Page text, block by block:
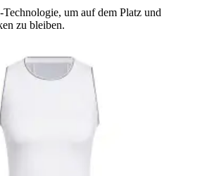
um auf dem Platz und
zu bleiben.